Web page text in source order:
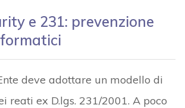
e 231: prevenzione
deve adottare un modello di
reati ex D.lgs. 231/2001. A poco